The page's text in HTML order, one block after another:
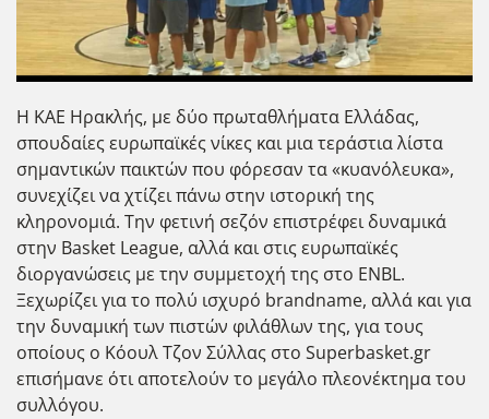
Η ΚΑΕ Ηρακλής, με δύο πρωταθλήματα Ελλάδας,
σπουδαίες ευρωπαϊκές νίκες και μια τεράστια λίστα
σημαντικών παικτών που φόρεσαν τα «κυανόλευκα»,
συνεχίζει να χτίζει πάνω στην ιστορική της
κληρονομιά. Την φετινή σεζόν επιστρέφει δυναμικά
στην Basket League, αλλά και στις ευρωπαϊκές
διοργανώσεις με την συμμετοχή της στο ENBL.
Ξεχωρίζει για το πολύ ισχυρό brandname, αλλά και για
την δυναμική των πιστών φιλάθλων της, για τους
οποίους ο Κόουλ Τζον Σύλλας στο Superbasket.gr
επισήμανε ότι αποτελούν το μεγάλο πλεονέκτημα του
συλλόγου.